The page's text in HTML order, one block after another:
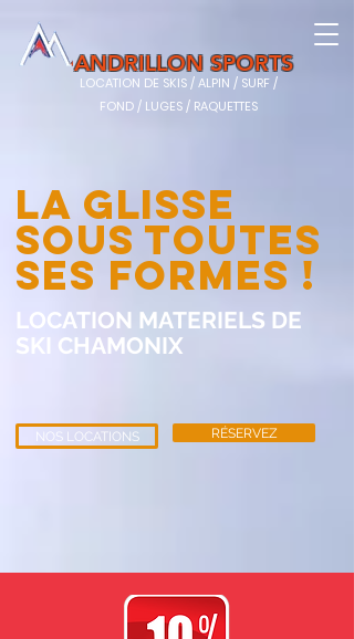
ANDRILLON SPORTS
LOCATION DE SKIS / ALPIN / SURF /
FOND / LUGES / RAQUETTES
LA GLISSE
SOUS TOUTES
SES FORMES !
LOCATION MATERIELS DE
SKI CHAMONIX
NOS LOCATIONS RÉSERVEZ